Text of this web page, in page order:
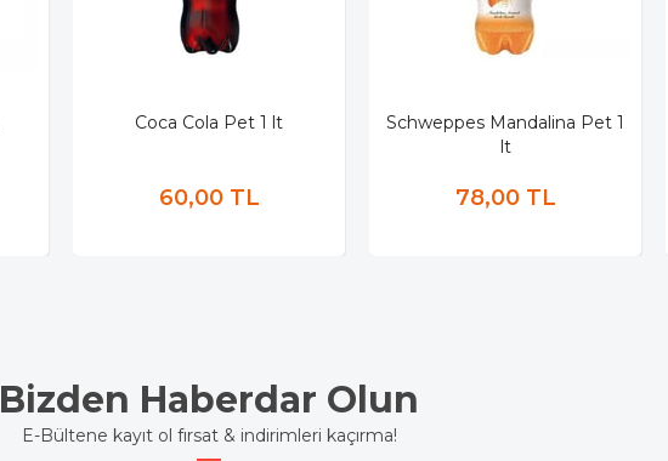
Coca Cola Pet 1 lt
60,00 TL
Schweppes Mandalina Pet 1
lt
78,00 TL
Bizden Haberdar Olun
E-Bültene kayıt ol fırsat & indirimleri kaçırma!